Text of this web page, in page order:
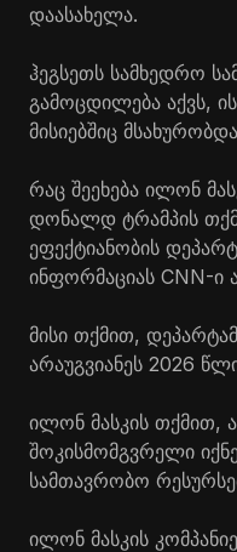
დაასახელა.
ჰეგსეთს სამხედრო
გამოცდილება აქვს,
მისიებშიც
რაც შეეხება ილონ
დონალდ ტრამპის
ეფექტიანობის
ინფორმაციას CNN-ი
მისი თქმით,
არაუგვიანეს 2026
ილონ მასკის თქმით,
შოკისმომგვრელი
სამთავრობო
ილონ მასკის